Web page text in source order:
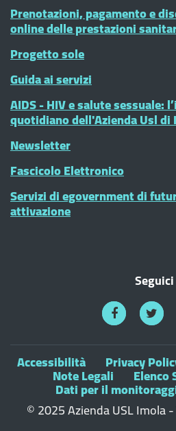
Prenotazioni, pagamento e
online delle prestazioni
Progetto sole
Guida ai servizi
AIDS - HIV e salute sessuale:
quotidiano dell'Azienda Usl di
Newsletter
Fascicolo Elettronico
Servizi di egovernment di
attivazione
Accessibilità Privacy
Note Legali
Dati per il
© 2025 Azienda USL Imola